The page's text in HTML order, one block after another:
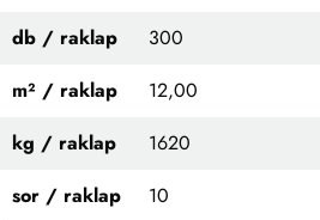
db / raklap
300
m² / raklap
12,00
kg / raklap
1620
sor / raklap
10